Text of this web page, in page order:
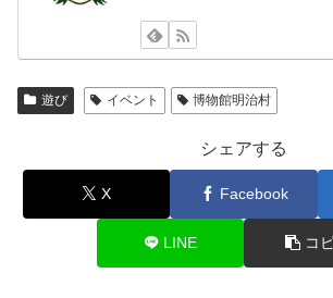
遊び イベント 博物館明治村
シェアする
X Facebook
LINE コ